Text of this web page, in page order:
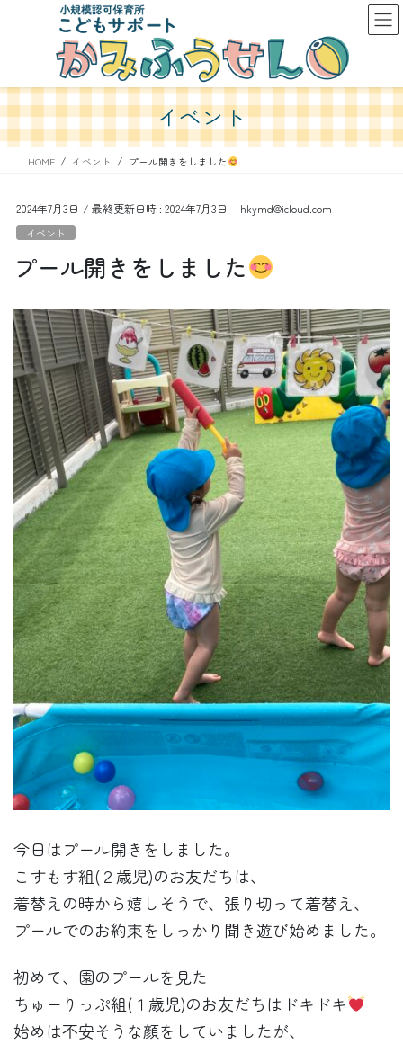
ツ
へ
ス
キ
シ
ョ
ン
に
イベント
HOME イベント プール開きをしました
2024年7月3日 / 最終更新日時 : 2024年7月3日 hkymd@icloud.com
イベント
プール開きをしました
今日はプール開きをしました。
こすもす組(２歳児)のお友だちは、
着替えの時から嬉しそうで、張り切って着替え、
プールでのお約束をしっかり聞き遊び始めました。
初めて、園のプールを見た
ちゅーりっぷ組(１歳児)のお友だちはドキドキ
始めは不安そうな顔をしていましたが、